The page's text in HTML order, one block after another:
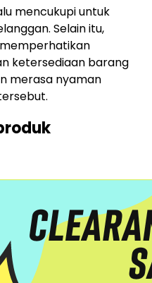
mencukupi untuk
Selain itu,
ketersediaan barang
merasa nyaman